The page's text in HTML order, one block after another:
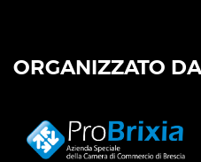
ORGANIZZATO DA